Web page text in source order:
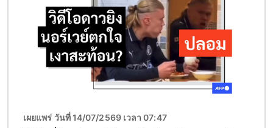
เผยแพร่ วันที่ 14/07/2569 เวลา 07:47